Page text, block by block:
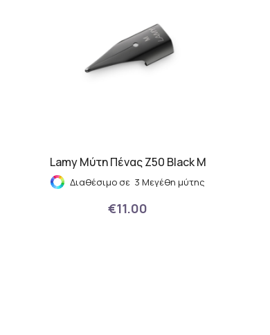
Lamy Μύτη Πένας Z50 Black M
Διαθέσιμο σε 3 Μεγέθη μύτης
€11.00